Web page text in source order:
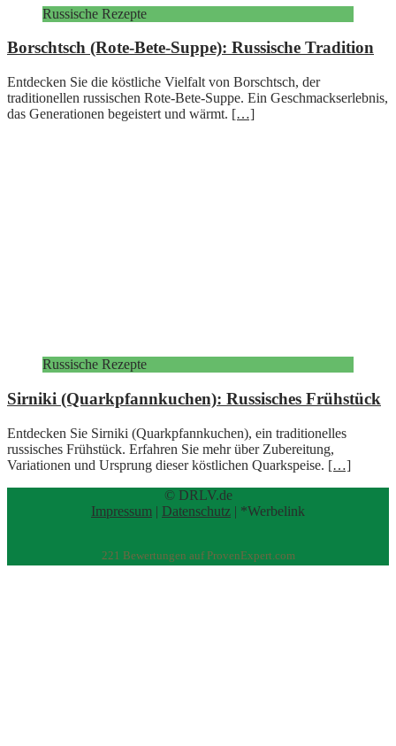
Russische Rezepte
Borschtsch (Rote-Bete-Suppe): Russische Tradition
Entdecken Sie die köstliche Vielfalt von Borschtsch, der
traditionellen russischen Rote-Bete-Suppe. Ein Geschmackserlebnis,
das Generationen begeistert und wärmt. […]
Russische Rezepte
Sirniki (Quarkpfannkuchen): Russisches Frühstück
Entdecken Sie Sirniki (Quarkpfannkuchen), ein traditionelles
russisches Frühstück. Erfahren Sie mehr über Zubereitung,
Variationen und Ursprung dieser köstlichen Quarkspeise. […]
© DRLV.de
Impressum | Datenschutz | *Werbelink
221 Bewertungen auf ProvenExpert.com